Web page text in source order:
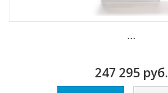
...
247 295 руб.